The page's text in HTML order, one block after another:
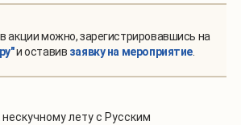
акции можно, зарегистрировавшись на
и оставив заявку на мероприятие
лету с Русским